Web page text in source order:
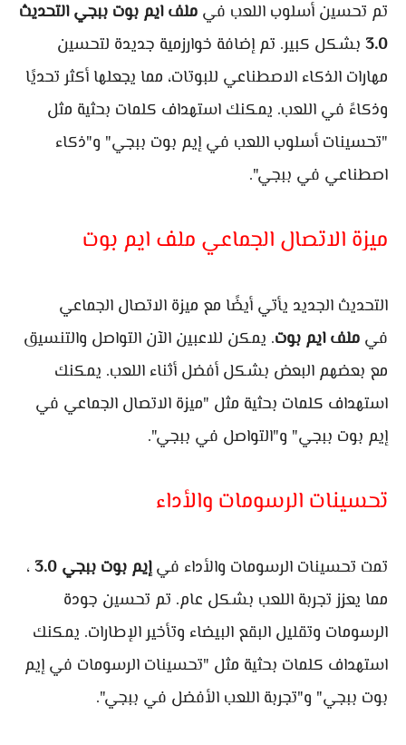
تم تحسين أسلوب اللعب في ملف ايم بوت ببجي التحديث
3.0 بشكل كبير. تم إضافة خوارزمية جديدة لتحسين
مهارات الذكاء الاصطناعي للبوتات، مما يجعلها أكثر تحديًا
وذكاءً في اللعب. يمكنك استهداف كلمات بحثية مثل
"تحسينات أسلوب اللعب في إيم بوت ببجي" و"ذكاء
اصطناعي في ببجي".
ميزة الاتصال الجماعي ملف ايم بوت
التحديث الجديد يأتي أيضًا مع ميزة الاتصال الجماعي
في ملف ايم بوت. يمكن للاعبين الآن التواصل والتنسيق
مع بعضهم البعض بشكل أفضل أثناء اللعب. يمكنك
استهداف كلمات بحثية مثل "ميزة الاتصال الجماعي في
إيم بوت ببجي" و"التواصل في ببجي".
تحسينات الرسومات والأداء
تمت تحسينات الرسومات والأداء فيإيم بوت ببجي 3.0،
مما يعزز تجربة اللعب بشكل عام. تم تحسين جودة
الرسومات وتقليل البقع البيضاء وتأخير الإطارات. يمكنك
استهداف كلمات بحثية مثل "تحسينات الرسومات في إيم
بوت ببجي" و"تجربة اللعب الأفضل في ببجي".